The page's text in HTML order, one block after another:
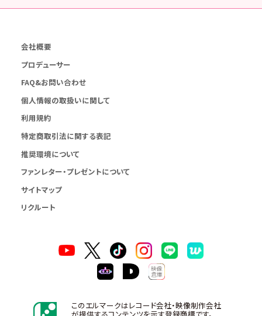
会社概要
プロデューサー
FAQ&お問い合わせ
個人情報の取扱いに関して
利用規約
特定商取引法に関する表記
推奨環境について
ファンレター・プレゼントについて
サイトマップ
リクルート
このエルマークはレコード会社・映像制作会社
が提供するコンテンツを示す登録商標です。